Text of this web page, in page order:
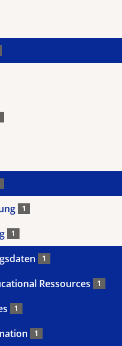
1
1
1
Ressources 1
1
1